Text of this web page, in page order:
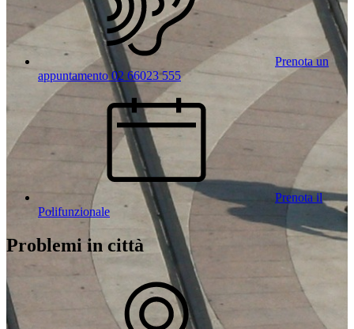
Prenota un
appuntamento 02 66023 555
Prenota il
Polifunzionale
Problemi in città